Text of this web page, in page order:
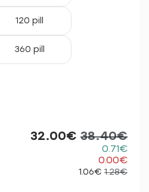
120 pill
360 pill
32.00€ 38.40€
0.71€
0.00€
1.06€ 1.28€